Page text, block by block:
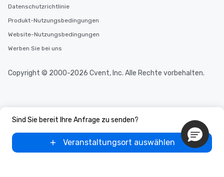
Sind Sie bereit Ihre Anfrage zu senden?
Veranstaltungsort auswählen
Datenschutzrichtlinie
Produkt-Nutzungsbedingungen
Website-Nutzungsbedingungen
Werben Sie bei uns
Copyright © 2000-2026 Cvent, Inc. Alle Rechte vorbehalten.